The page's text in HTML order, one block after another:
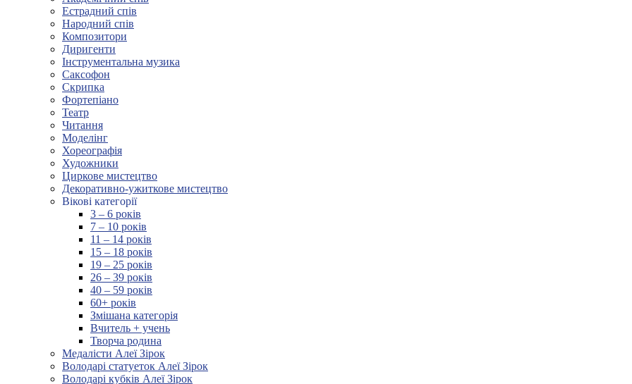
Естрадний спів
Народний спів
Композитори
Диригенти
Інструментальна музика
Саксофон
Скрипка
Фортепіано
Театр
Читання
Моделінг
Хореографія
Художники
Циркове мистецтво
Декоративно-ужиткове мистецтво
Вікові категорії
3 – 6 років
7 – 10 років
11 – 14 років
15 – 18 років
19 – 25 років
26 – 39 років
40 – 59 років
60+ років
Змішана категорія
Вчитель + учень
Творча родина
Медалісти Алеї Зірок
Володарі статуеток Алеї Зірок
Володарі кубків Алеї Зірок